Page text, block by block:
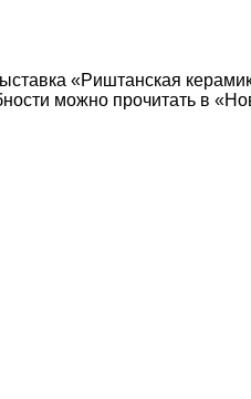
«Риштанская
можно прочитать в